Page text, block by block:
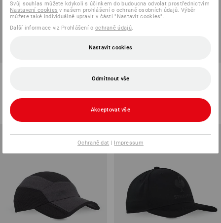
od 310,97 Kč
(vč. DPH) od 10 ks (vč. DPH) od 10 ks
Svůj souhlas můžete kdykoli s účinkem do budoucna odvolat prostřednictvím
Nastavení cookies v našem prohlášení o ochraně osobních údajů. Výběr
můžete také individuálně upravit v části "Nastavit cookies".
Další informace viz Prohlášení o ochraně údajů.
Nastavit cookies
Odmítnout vše
Akceptovat vše
Ochraně dat | Impressum